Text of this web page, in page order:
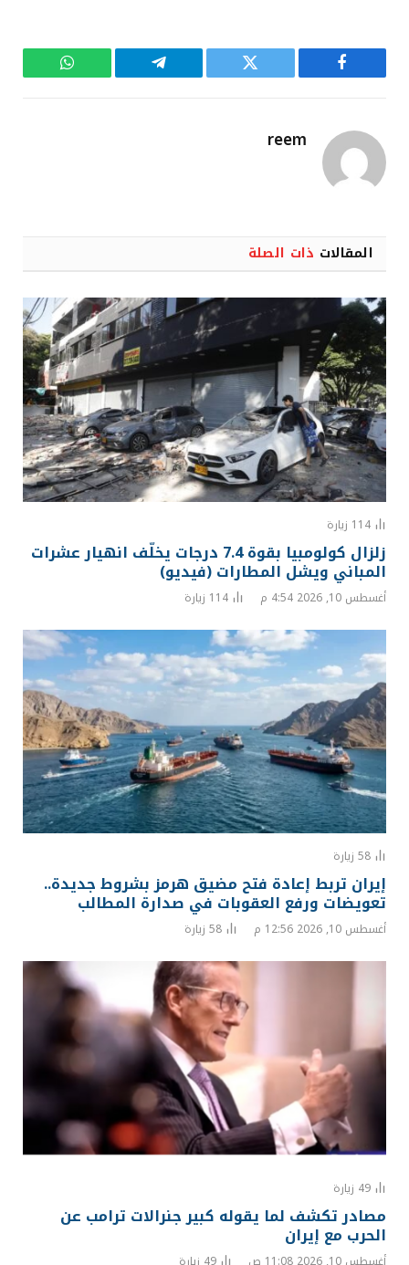
فيسبوك تويتر تيلقرام واتساب
reem
المقالات ذات الصلة
114 زيارة
زلزال كولومبيا بقوة 7.4 درجات يخلّف انهيار عشرات
المباني ويشل المطارات (فيديو)
أغسطس 10, 2026 4:54 م 114 زيارة
58 زيارة
إيران تربط إعادة فتح مضيق هرمز بشروط جديدة..
تعويضات ورفع العقوبات في صدارة المطالب
أغسطس 10, 2026 12:56 م 58 زيارة
49 زيارة
مصادر تكشف لما يقوله كبير جنرالات ترامب عن
الحرب مع إيران